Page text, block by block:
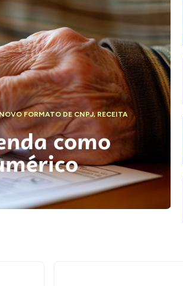
NOVO FORMATO DE CNPJ,RECEITA
como